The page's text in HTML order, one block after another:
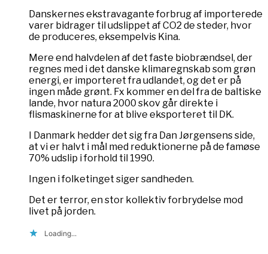
Danskernes ekstravagante forbrug af importerede
varer bidrager til udslippet af CO2 de steder, hvor
de produceres, eksempelvis Kina.
Mere end halvdelen af det faste biobrændsel, der
regnes med i det danske klimaregnskab som grøn
energi, er importeret fra udlandet, og det er på
ingen måde grønt. Fx kommer en del fra de baltiske
lande, hvor natura 2000 skov går direkte i
flismaskinerne for at blive eksporteret til DK.
I Danmark hedder det sig fra Dan Jørgensens side,
at vi er halvt i mål med reduktionerne på de famøse
70% udslip i forhold til 1990.
Ingen i folketinget siger sandheden.
Det er terror, en stor kollektiv forbrydelse mod
livet på jorden.
Loading...